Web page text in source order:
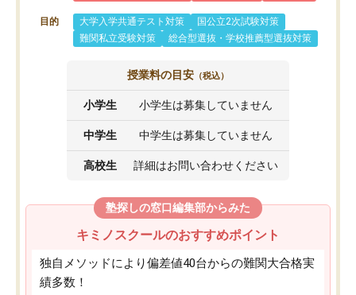
目的 大学入学共通テスト対策
国公立2次試験対策
難関私立受験対策
総合型選抜・学校推薦型選抜対策
授業料の目安 （税込）
小学生 小学生は募集していません
中学生 中学生は募集していません
高校生 詳細はお問い合わせください
塾探しの窓口編集部からみた
キミノスクールのおすすめポイント
独自メソッドにより偏差値40台からの難関大合格実
績多数！